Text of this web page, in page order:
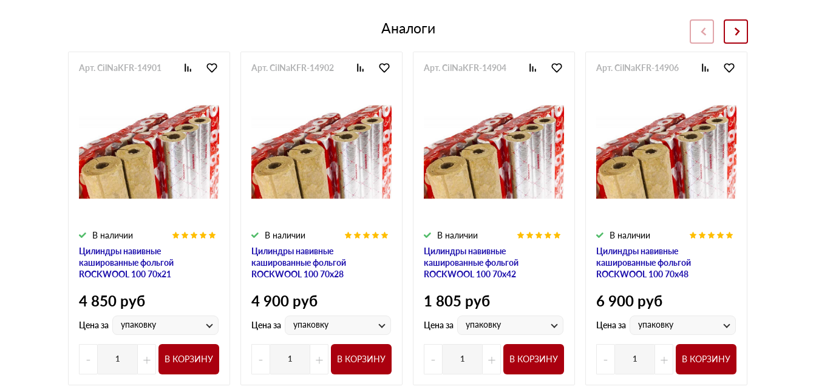
Аналоги
Цилиндры навивные
кашированные фольгой
ROCKWOOL 100 70х21
В наличии
Арт. CilNaKFR-14901
4 850 руб
Цена за упаковку
- + В КОРЗИНУ
Цилиндры навивные
кашированные фольгой
ROCKWOOL 100 70х28
В наличии
Арт. CilNaKFR-14902
4 900 руб
Цена за упаковку
- + В КОРЗИНУ
Цилиндры навивные
кашированные фольгой
ROCKWOOL 100 70х42
В наличии
Арт. CilNaKFR-14904
1 805 руб
Цена за упаковку
- + В КОРЗИНУ
Цилиндры навивные
кашированные фольгой
ROCKWOOL 100 70х48
В наличии
Арт. CilNaKFR-14906
6 900 руб
Цена за упаковку
- + В КОРЗИНУ